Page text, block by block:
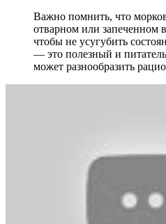
Важно помнить, что
отварном или запеченном
чтобы не усугубить
— это полезный и
может разнообразить